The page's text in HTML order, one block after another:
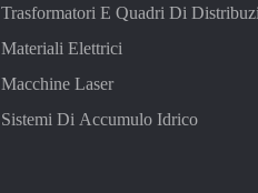
Trasformatori E Quadri Di
Materiali Elettrici
Macchine Laser
Sistemi Di Accumulo Idrico